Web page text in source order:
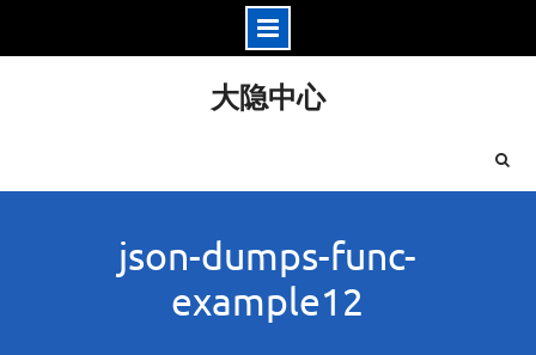
大隐中心
json-dumps-func-
example12